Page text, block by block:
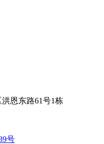
恩东路61号1栋
号